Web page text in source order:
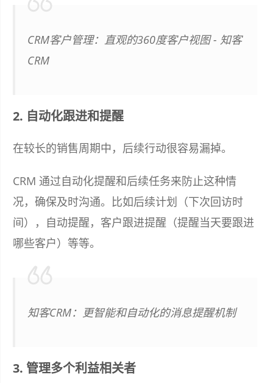
CRM客户管理：直观的360度客户视图 - 知客
CRM
2. 自动化跟进和提醒
在较长的销售周期中，后续行动很容易漏掉。
CRM 通过自动化提醒和后续任务来防止这种情
况，确保及时沟通。比如后续计划（下次回访时
间），自动提醒，客户跟进提醒（提醒当天要跟进
哪些客户）等等。
知客CRM：更智能和自动化的消息提醒机制
3. 管理多个利益相关者